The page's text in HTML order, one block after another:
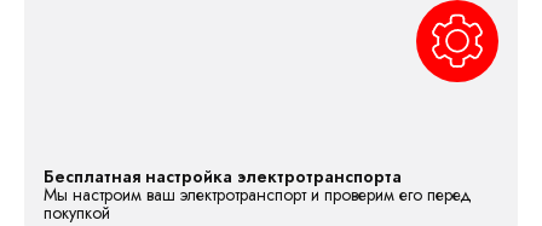
Бесплатная настройка электротранспорта
Мы настроим ваш электротранспорт и проверим его перед
покупкой